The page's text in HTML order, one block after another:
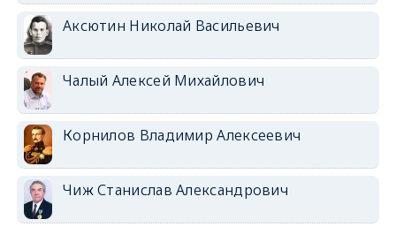
Аксютин Николай Васильевич
Чалый Алексей Михайлович
Корнилов Владимир Алексеевич
Чиж Станислав Александрович